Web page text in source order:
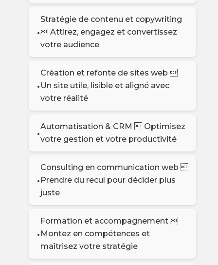
Stratégie de contenu et copywriting
 Attirez, engagez et convertissez
votre audience
Création et refonte de sites web 
Un site utile, lisible et aligné avec
votre réalité
Automatisation & CRM  Optimisez
votre gestion et votre productivité
Consulting en communication web 
Prendre du recul pour décider plus
juste
Formation et accompagnement 
Montez en compétences et
maîtrisez votre stratégie